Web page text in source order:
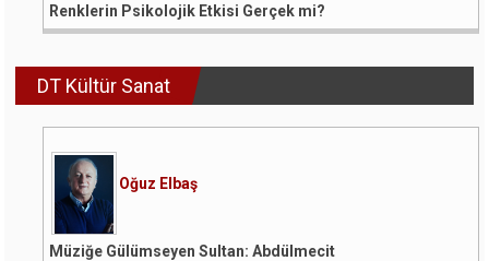
Renklerin Psikolojik Etkisi Gerçek mi?
DT Kültür Sanat
Oğuz Elbaş
Müziğe Gülümseyen Sultan: Abdülmecit